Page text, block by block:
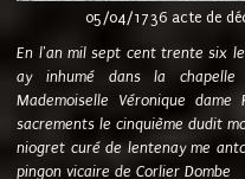
05/04/1736 acte de
En l'an mil sept cent trente six
ay inhumé dans la
Mademoiselle Véronique
sacrements le cinquième dudit
niogret curé de lentenay me
pingon vicaire de Corlier Dombe